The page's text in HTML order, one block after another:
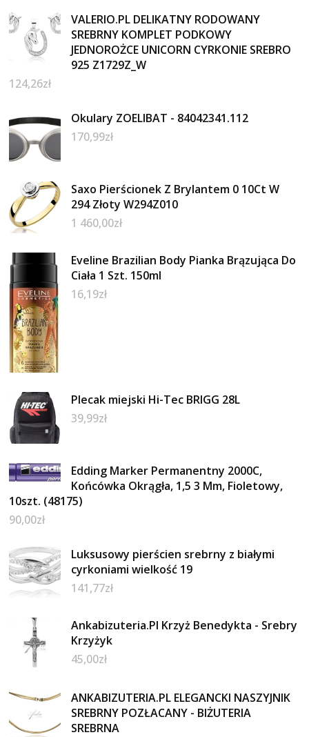
VALERIO.PL DELIKATNY RODOWANY
SREBRNY KOMPLET PODKOWY
JEDNOROŻCE UNICORN CYRKONIE SREBRO
925 Z1729Z_W
124,26zł
Okulary ZOELIBAT - 84042341.112
170,99zł
Saxo Pierścionek Z Brylantem 0 10Ct W
294 Złoty W294Z010
1 460,00zł
Eveline Brazilian Body Pianka Brązująca Do
Ciała 1 Szt. 150ml
16,19zł
Plecak miejski Hi-Tec BRIGG 28L
39,99zł
Edding Marker Permanentny 2000C,
Końcówka Okrągła, 1,5 3 Mm, Fioletowy,
10szt. (48175)
90,00zł
Luksusowy pierścien srebrny z białymi
cyrkoniami wielkość 19
141,77zł
Ankabizuteria.Pl Krzyż Benedykta - Srebry
Krzyżyk
45,00zł
ANKABIZUTERIA.PL ELEGANCKI NASZYJNIK
SREBRNY POZŁACANY - BIŻUTERIA
SREBRNA